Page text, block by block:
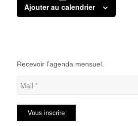
Ajouter au calendrier
Recevoir l’agenda mensuel.